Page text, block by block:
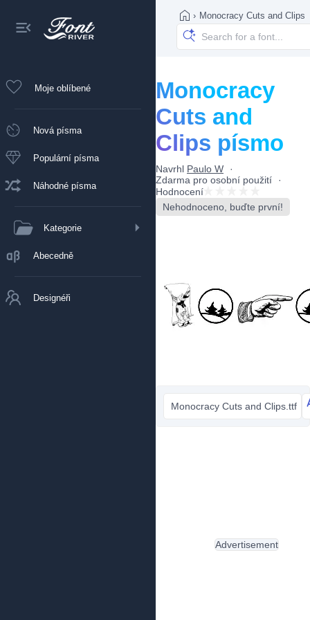
Moje oblíbené
Nová písma
Populární písma
Náhodné písma
Kategorie
Abecedně
Designéři
› Monocracy Cuts and Clips
Monocracy
Cuts and
Clips písmo
Navrhl Paulo W
Zdarma pro osobní použití
Hodnocení
Nehodnoceno, buďte první!
Monocracy Cuts and Clips.ttf
Advertisement